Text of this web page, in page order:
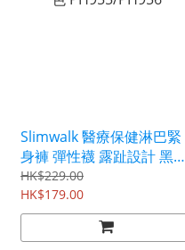
Slimwalk 醫療保健淋巴緊
身褲 彈性襪 露趾設計 黑色
PH955/PH956
HK$229.00
HK$179.00